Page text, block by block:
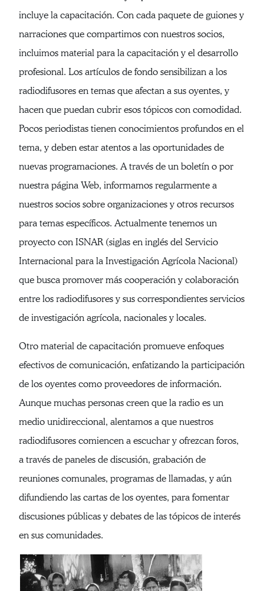
incluye la capacitación. Con cada paquete de guiones y
narraciones que compartimos con nuestros socios,
incluimos material para la capacitación y el desarrollo
profesional. Los artículos de fondo sensibilizan a los
radiodifusores en temas que afectan a sus oyentes, y
hacen que puedan cubrir esos tópicos con comodidad.
Pocos periodistas tienen conocimientos profundos en el
tema, y deben estar atentos a las oportunidades de
nuevas programaciones. A través de un boletín o por
nuestra página Web, informamos regularmente a
nuestros socios sobre organizaciones y otros recursos
para temas específicos. Actualmente tenemos un
proyecto con ISNAR (siglas en inglés del Servicio
Internacional para la Investigación Agrícola Nacional)
que busca promover más cooperación y colaboración
entre los radiodifusores y sus correspondientes servicios
de investigación agrícola, nacionales y locales.
Otro material de capacitación promueve enfoques
efectivos de comunicación, enfatizando la participación
de los oyentes como proveedores de información.
Aunque muchas personas creen que la radio es un
medio unidireccional, alentamos a que nuestros
radiodifusores comiencen a escuchar y ofrezcan foros,
a través de paneles de discusión, grabación de
reuniones comunales, programas de llamadas, y aún
difundiendo las cartas de los oyentes, para fomentar
discusiones públicas y debates de las tópicos de interés
en sus comunidades.